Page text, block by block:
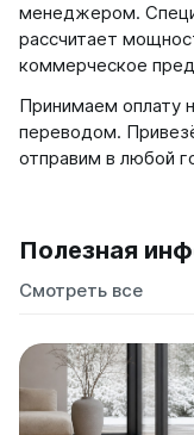
менеджером.
рассчитает
коммерческое
Принимаем оплату
переводом.
отправим в любой
Полезная
Смотреть все